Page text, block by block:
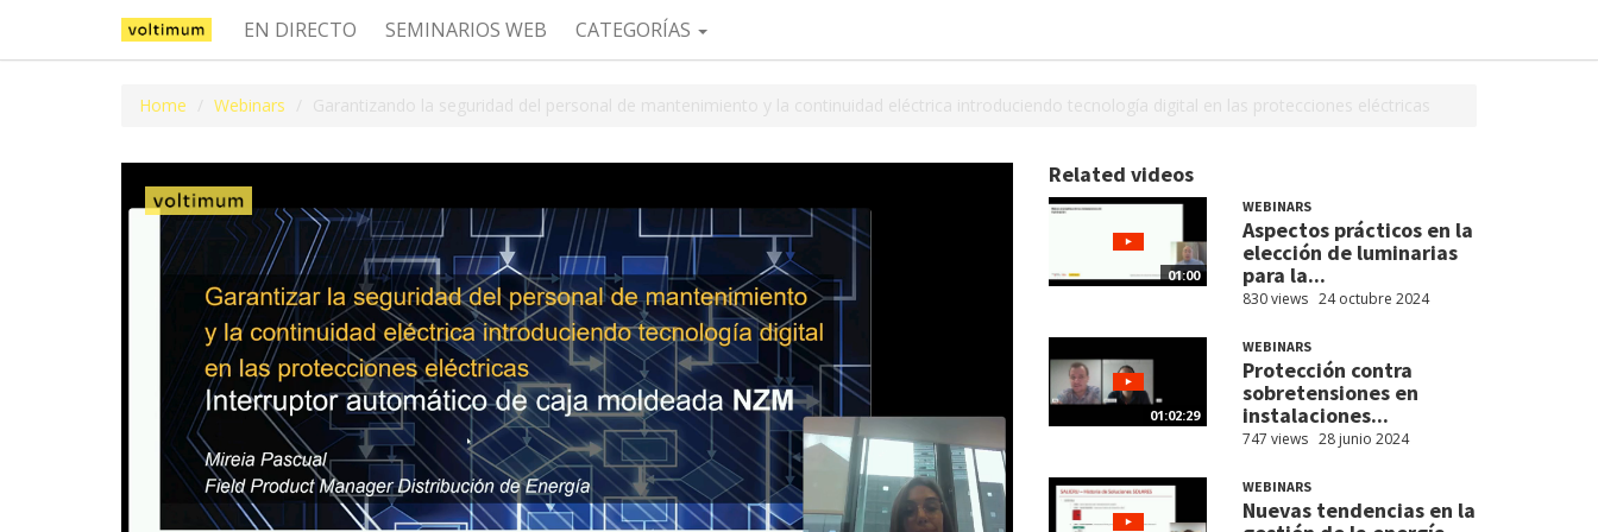
EN DIRECTO SEMINARIOS WEB CATEGORÍAS
Home Webinars Garantizando la seguridad del personal de mantenimiento y la continuidad eléctrica introduciendo tecnología digital en las protecciones eléctricas
Related videos
01:00
WEBINARS
Aspectos prácticos en la
elección de luminarias
para la...
830 views 24 octubre 2024
01:02:29
WEBINARS
Protección contra
sobretensiones en
instalaciones...
747 views 28 junio 2024
WEBINARS
Nuevas tendencias en la